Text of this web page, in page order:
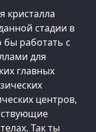
кристалла
стадии в
работать с
для
главных
центров,
Так ты